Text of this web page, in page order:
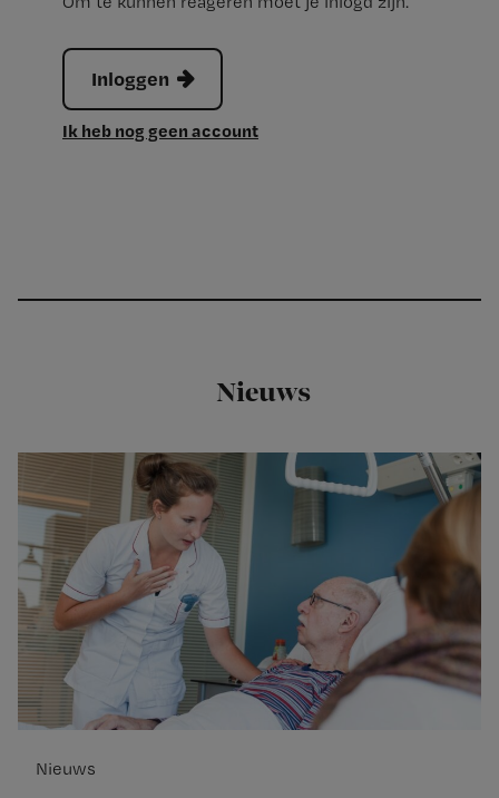
Inloggen
Ik heb nog geen account
Nieuws
Nieuws